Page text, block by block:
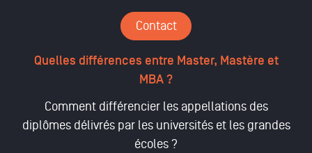
Contact
Quelles différences entre Master, Mastère et
MBA ?
Comment différencier les appellations des
diplômes délivrés par les universités et les grandes
écoles ?